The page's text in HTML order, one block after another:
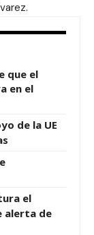
que el
en el
de la UE
el
alerta de